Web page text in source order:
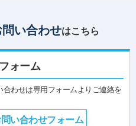
い合わせはこちら
ォーム
合わせは専用フォームよりご連絡を
い合わせフォーム